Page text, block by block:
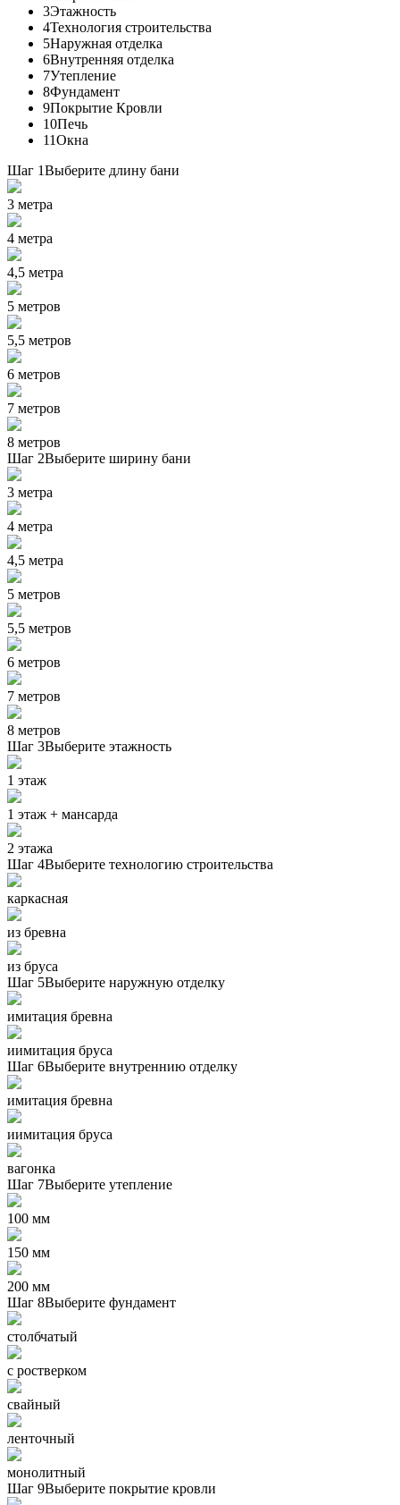
3Этажность
4Технология строительства
5Наружная отделка
6Внутренняя отделка
7Утепление
8Фундамент
9Покрытие Кровли
10Печь
11Окна
Шаг 1Выберите длину бани
3 метра
4 метра
4,5 метра
5 метров
5,5 метров
6 метров
7 метров
8 метров
Шаг 2Выберите ширину бани
3 метра
4 метра
4,5 метра
5 метров
5,5 метров
6 метров
7 метров
8 метров
Шаг 3Выберите этажность
1 этаж
1 этаж + мансарда
2 этажа
Шаг 4Выберите технологию строительства
каркасная
из бревна
из бруса
Шаг 5Выберите наружную отделку
имитация бревна
иимитация бруса
Шаг 6Выберите внутреннию отделку
имитация бревна
иимитация бруса
вагонка
Шаг 7Выберите утепление
100 мм
150 мм
200 мм
Шаг 8Выберите фундамент
столбчатый
с ростверком
свайный
ленточный
монолитный
Шаг 9Выберите покрытие кровли